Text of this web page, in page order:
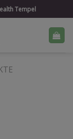
Tempel